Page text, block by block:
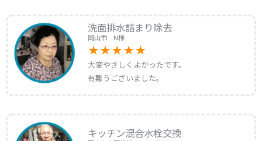
洗面排水詰まり除去
岡山市 N様
大変やさしくよかったです。
有難うございました。
キッチン混合水栓交換